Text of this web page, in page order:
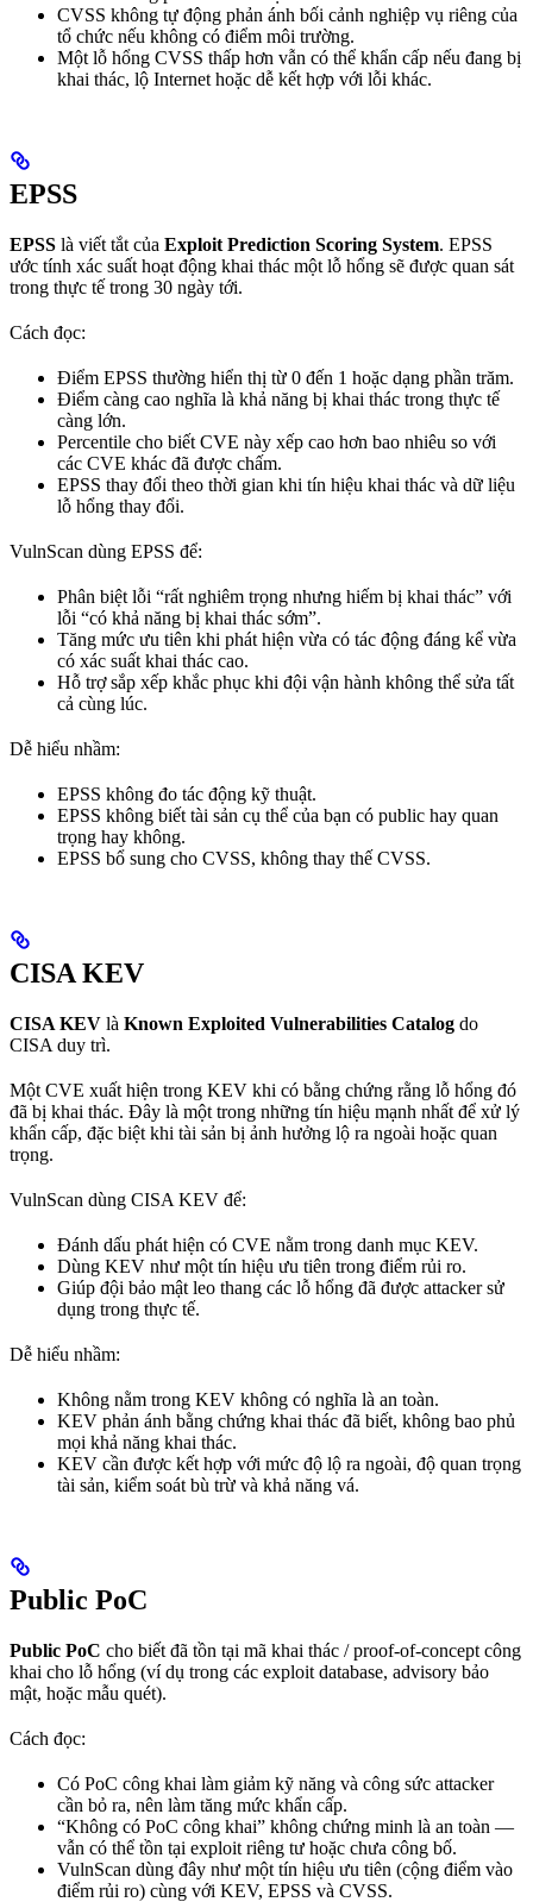
CVSS không tự động phản ánh bối cảnh nghiệp vụ riêng của
tổ chức nếu không có điểm môi trường.
Một lỗ hổng CVSS thấp hơn vẫn có thể khẩn cấp nếu đang bị
khai thác, lộ Internet hoặc dễ kết hợp với lỗi khác.
EPSS
EPSS là viết tắt của Exploit Prediction Scoring System. EPSS
ước tính xác suất hoạt động khai thác một lỗ hổng sẽ được quan sát
trong thực tế trong 30 ngày tới.
Cách đọc:
Điểm EPSS thường hiển thị từ 0 đến 1 hoặc dạng phần trăm.
Điểm càng cao nghĩa là khả năng bị khai thác trong thực tế
càng lớn.
Percentile cho biết CVE này xếp cao hơn bao nhiêu so với
các CVE khác đã được chấm.
EPSS thay đổi theo thời gian khi tín hiệu khai thác và dữ liệu
lỗ hổng thay đổi.
VulnScan dùng EPSS để:
Phân biệt lỗi “rất nghiêm trọng nhưng hiếm bị khai thác” với
lỗi “có khả năng bị khai thác sớm”.
Tăng mức ưu tiên khi phát hiện vừa có tác động đáng kể vừa
có xác suất khai thác cao.
Hỗ trợ sắp xếp khắc phục khi đội vận hành không thể sửa tất
cả cùng lúc.
Dễ hiểu nhầm:
EPSS không đo tác động kỹ thuật.
EPSS không biết tài sản cụ thể của bạn có public hay quan
trọng hay không.
EPSS bổ sung cho CVSS, không thay thế CVSS.
CISA KEV
CISA KEV là Known Exploited Vulnerabilities Catalog do
CISA duy trì.
Một CVE xuất hiện trong KEV khi có bằng chứng rằng lỗ hổng đó
đã bị khai thác. Đây là một trong những tín hiệu mạnh nhất để xử lý
khẩn cấp, đặc biệt khi tài sản bị ảnh hưởng lộ ra ngoài hoặc quan
trọng.
VulnScan dùng CISA KEV để:
Đánh dấu phát hiện có CVE nằm trong danh mục KEV.
Dùng KEV như một tín hiệu ưu tiên trong điểm rủi ro.
Giúp đội bảo mật leo thang các lỗ hổng đã được attacker sử
dụng trong thực tế.
Dễ hiểu nhầm:
Không nằm trong KEV không có nghĩa là an toàn.
KEV phản ánh bằng chứng khai thác đã biết, không bao phủ
mọi khả năng khai thác.
KEV cần được kết hợp với mức độ lộ ra ngoài, độ quan trọng
tài sản, kiểm soát bù trừ và khả năng vá.
Public PoC
Public PoC cho biết đã tồn tại mã khai thác / proof-of-concept công
khai cho lỗ hổng (ví dụ trong các exploit database, advisory bảo
mật, hoặc mẫu quét).
Cách đọc:
Có PoC công khai làm giảm kỹ năng và công sức attacker
cần bỏ ra, nên làm tăng mức khẩn cấp.
“Không có PoC công khai” không chứng minh là an toàn —
vẫn có thể tồn tại exploit riêng tư hoặc chưa công bố.
VulnScan dùng đây như một tín hiệu ưu tiên (cộng điểm vào
điểm rủi ro) cùng với KEV, EPSS và CVSS.